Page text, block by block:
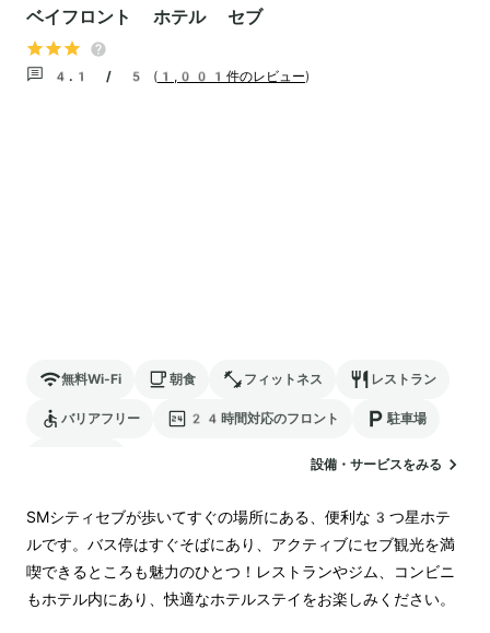
ベイフロント ホテル セブ
4.1 / 5 ( 1,001件のレビュー)
無料Wi-Fi 朝食 フィットネス レストラン
バリアフリー 24時間対応のフロント 駐車場
設備・サービスをみる
SMシティセブが歩いてすぐの場所にある、便利な3つ星ホテ
ルです。バス停はすぐそばにあり、アクティブにセブ観光を満
喫できるところも魅力のひとつ！レストランやジム、コンビニ
もホテル内にあり、快適なホテルステイをお楽しみください。